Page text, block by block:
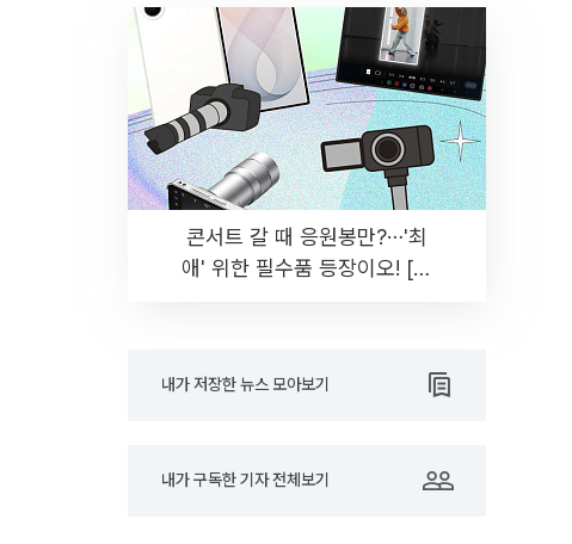
콘서트 갈 때 응원봉만?⋯'최
애' 위한 필수품 등장이오! [솔
내가 저장한 뉴스 모아보기
내가 구독한 기자 전체보기